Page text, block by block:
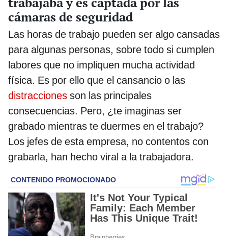
cámaras de seguridad
Las horas de trabajo pueden ser algo cansadas
para algunas personas, sobre todo si cumplen
labores que no impliquen mucha actividad
física. Es por ello que el cansancio o las
distracciones son las principales
consecuencias. Pero, ¿te imaginas ser
grabado mientras te duermes en el trabajo?
Los jefes de esta empresa, no contentos con
grabarla, han hecho viral a la trabajadora.